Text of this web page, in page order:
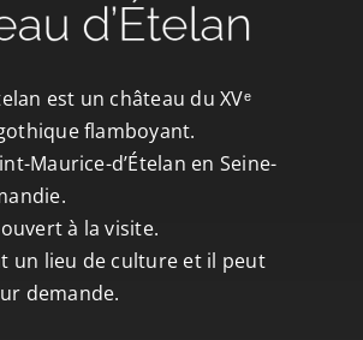
est un château du XVᵉ
flamboyant.
Maurice-d’Ételan en Seine-
à la visite.
un lieu de culture et il peut
demande.